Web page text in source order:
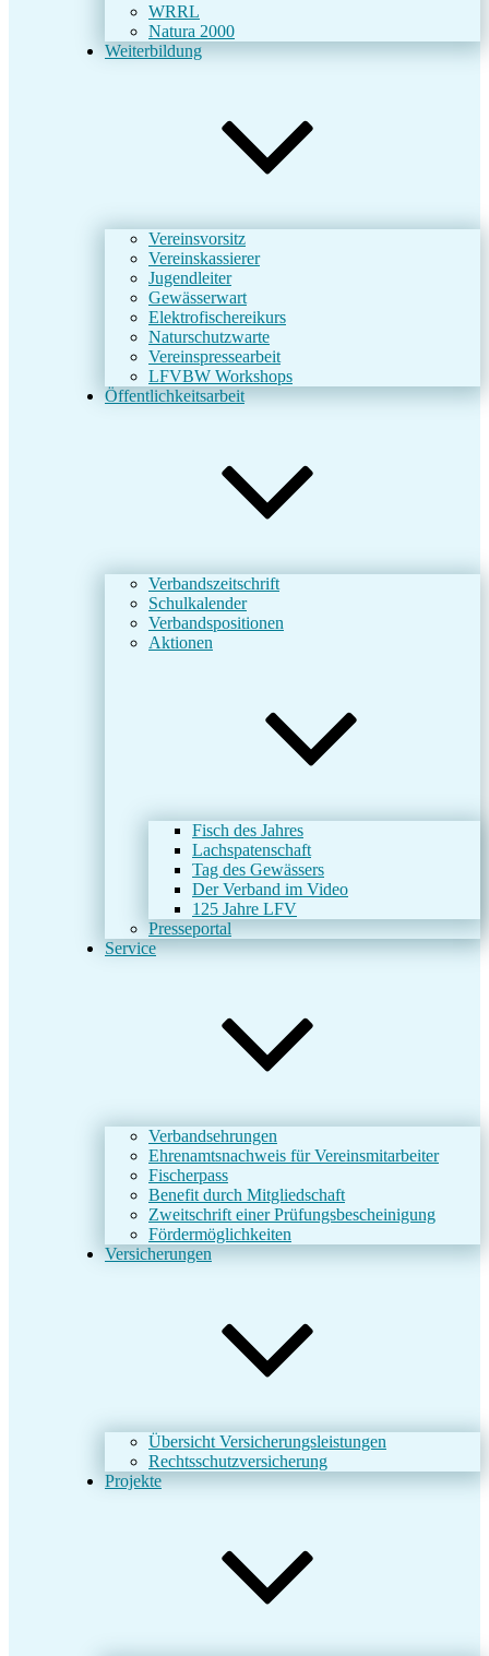
WRRL
Natura 2000
Weiterbildung
Vereinsvorsitz
Vereinskassierer
Jugendleiter
Gewässerwart
Elektrofischereikurs
Naturschutzwarte
Vereinspressearbeit
LFVBW Workshops
Öffentlichkeitsarbeit
Verbandszeitschrift
Schulkalender
Verbandspositionen
Aktionen
Fisch des Jahres
Lachspatenschaft
Tag des Gewässers
Der Verband im Video
125 Jahre LFV
Presseportal
Service
Verbandsehrungen
Ehrenamtsnachweis für Vereinsmitarbeiter
Fischerpass
Benefit durch Mitgliedschaft
Zweitschrift einer Prüfungsbescheinigung
Fördermöglichkeiten
Versicherungen
Übersicht Versicherungsleistungen
Rechtsschutzversicherung
Projekte